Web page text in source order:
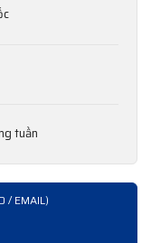
tuần
/ EMAIL)